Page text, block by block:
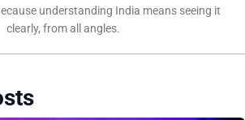
understanding India means seeing it
clearly, from all angles.